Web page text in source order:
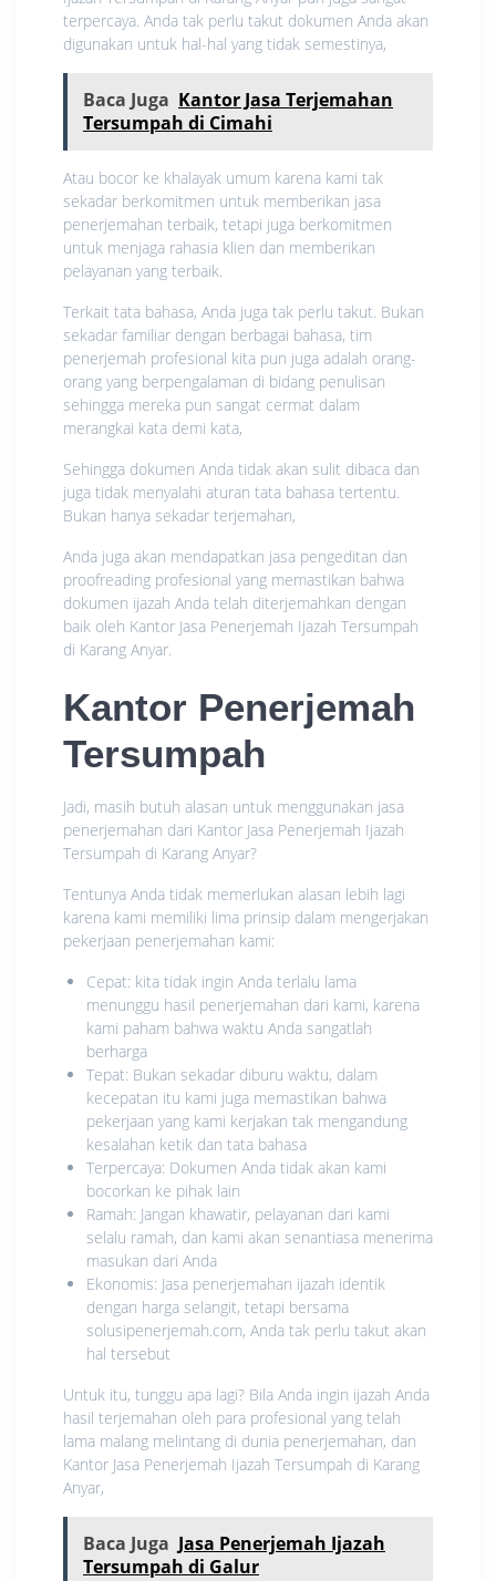
terpercaya. Anda tak perlu takut dokumen Anda akan
digunakan untuk hal-hal yang tidak semestinya,
Baca Juga Kantor Jasa Terjemahan
Tersumpah di Cimahi
Atau bocor ke khalayak umum karena kami tak
sekadar berkomitmen untuk memberikan jasa
penerjemahan terbaik, tetapi juga berkomitmen
untuk menjaga rahasia klien dan memberikan
pelayanan yang terbaik.
Terkait tata bahasa, Anda juga tak perlu takut. Bukan
sekadar familiar dengan berbagai bahasa, tim
penerjemah profesional kita pun juga adalah orang-
orang yang berpengalaman di bidang penulisan
sehingga mereka pun sangat cermat dalam
merangkai kata demi kata,
Sehingga dokumen Anda tidak akan sulit dibaca dan
juga tidak menyalahi aturan tata bahasa tertentu.
Bukan hanya sekadar terjemahan,
Anda juga akan mendapatkan jasa pengeditan dan
proofreading profesional yang memastikan bahwa
dokumen ijazah Anda telah diterjemahkan dengan
baik oleh Kantor Jasa Penerjemah Ijazah Tersumpah
di Karang Anyar.
Kantor Penerjemah
Tersumpah
Jadi, masih butuh alasan untuk menggunakan jasa
penerjemahan dari Kantor Jasa Penerjemah Ijazah
Tersumpah di Karang Anyar?
Tentunya Anda tidak memerlukan alasan lebih lagi
karena kami memiliki lima prinsip dalam mengerjakan
pekerjaan penerjemahan kami:
Cepat: kita tidak ingin Anda terlalu lama
menunggu hasil penerjemahan dari kami, karena
kami paham bahwa waktu Anda sangatlah
berharga
Tepat: Bukan sekadar diburu waktu, dalam
kecepatan itu kami juga memastikan bahwa
pekerjaan yang kami kerjakan tak mengandung
kesalahan ketik dan tata bahasa
Terpercaya: Dokumen Anda tidak akan kami
bocorkan ke pihak lain
Ramah: Jangan khawatir, pelayanan dari kami
selalu ramah, dan kami akan senantiasa menerima
masukan dari Anda
Ekonomis: Jasa penerjemahan ijazah identik
dengan harga selangit, tetapi bersama
solusipenerjemah.com, Anda tak perlu takut akan
hal tersebut
Untuk itu, tunggu apa lagi? Bila Anda ingin ijazah Anda
hasil terjemahan oleh para profesional yang telah
lama malang melintang di dunia penerjemahan, dan
Kantor Jasa Penerjemah Ijazah Tersumpah di Karang
Anyar,
Baca Juga Jasa Penerjemah Ijazah
Tersumpah di Galur